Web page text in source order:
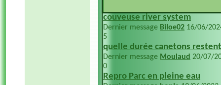
couveuse river system
Dernier message Biloe02 16/06/
5
quelle durée canetons
Dernier message Moulaud 20/07/
0
Repro Parc en pleine eau